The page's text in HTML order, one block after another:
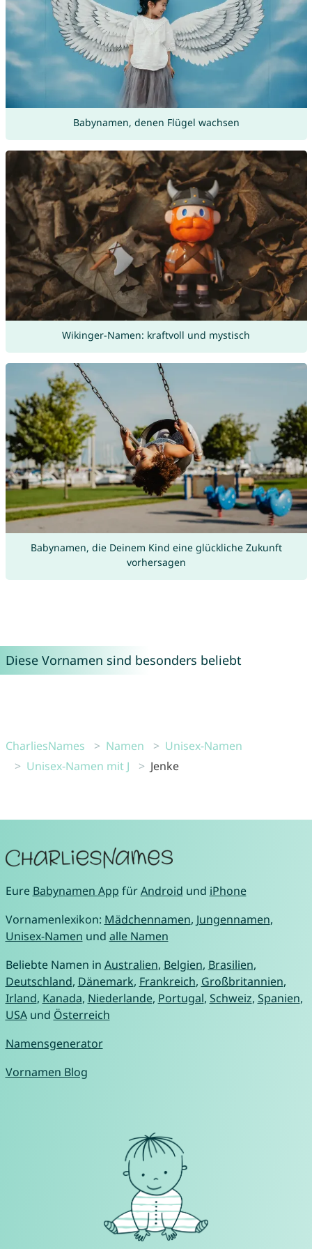
Babynamen, denen Flügel wachsen
Wikinger-Namen: kraftvoll und mystisch
Babynamen, die Deinem Kind eine glückliche Zukunft
vorhersagen
Diese Vornamen sind besonders beliebt
CharliesNames Namen
Unisex-Namen
Unisex-Namen mit J
Jenke
Eure Babynamen App fürAndroid und iPhone
Vornamenlexikon: Mädchennamen, Jungennamen,
Unisex-Namen und alle Namen
Beliebte Namen in Australien, Belgien, Brasilien,
Deutschland, Dänemark, Frankreich, Großbritannien,
Irland, Kanada, Niederlande, Portugal, Schweiz, Spanien,
USAund Österreich
Namensgenerator
Vornamen Blog